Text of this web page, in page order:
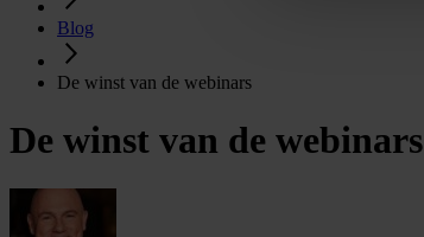
Blog
De winst van de webinars
De winst van de webinars